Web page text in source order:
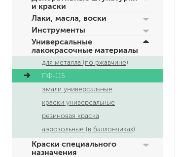
под
для
под
для
для стен,
и краски
Лаки, масла, воски
Инструменты
Универсальные
лакокрасочные материалы
для металла (по ржавчине)
ПФ-115
эмали универсальные
краски универсальные
резиновая краска
аэрозольные (в баллончиках)
Краски специального
назначения